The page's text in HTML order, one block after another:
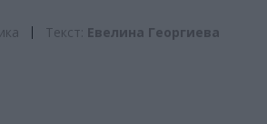
Текст: Евелина Георгиева